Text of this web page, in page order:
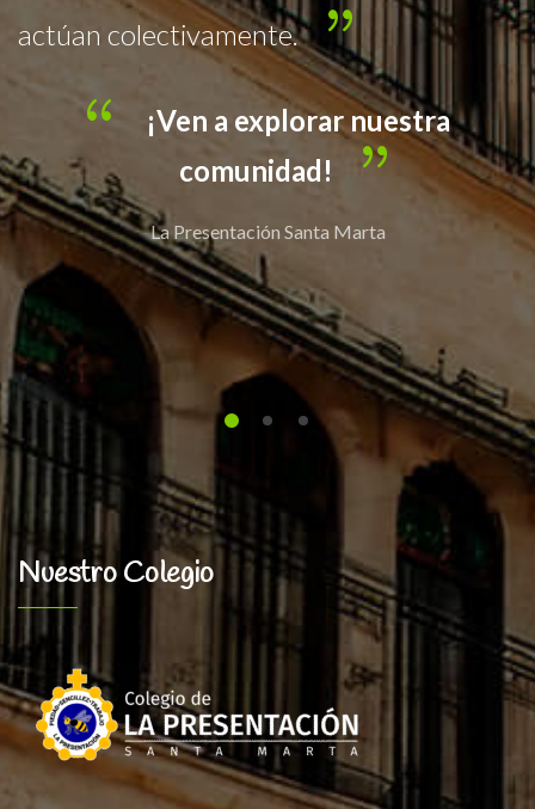
Básica y Media Académica, con
profundización en inglés y francés.
¡Ven a explorar nuestra
comunidad!
La Presentación Santa Marta
Nuestro Colegio